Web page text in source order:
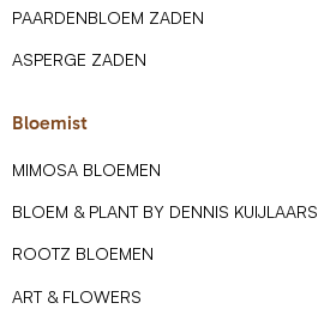
PAARDENBLOEM ZADEN
ASPERGE ZADEN
Bloemist
MIMOSA BLOEMEN
BLOEM & PLANT BY DENNIS KUIJLAARS
ROOTZ BLOEMEN
ART & FLOWERS